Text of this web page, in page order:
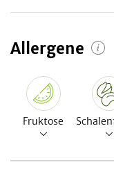
Allergene
Fruktose